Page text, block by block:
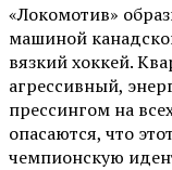
«Локомотив»
машиной
вязкий хоккей.
агрессивный,
прессингом на
опасаются, что
чемпионскую